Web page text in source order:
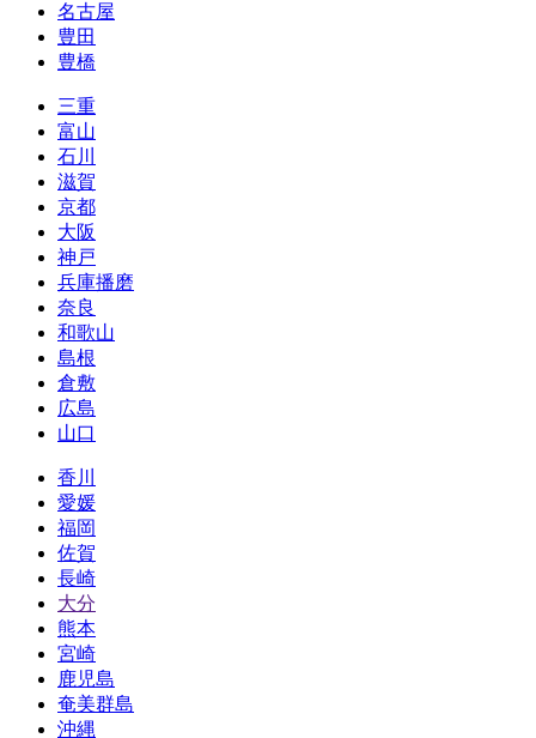
名古屋
豊田
豊橋
三重
富山
石川
滋賀
京都
大阪
神戸
兵庫播磨
奈良
和歌山
島根
倉敷
広島
山口
香川
愛媛
福岡
佐賀
長崎
大分
熊本
宮崎
鹿児島
奄美群島
沖縄